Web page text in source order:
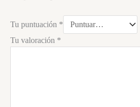
Tu puntuación *
Tu valoración *